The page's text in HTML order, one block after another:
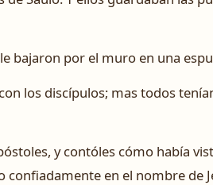
bajaron por el muro en una
los discípulos; mas todos
y contóles cómo había
confiadamente en el nombre de